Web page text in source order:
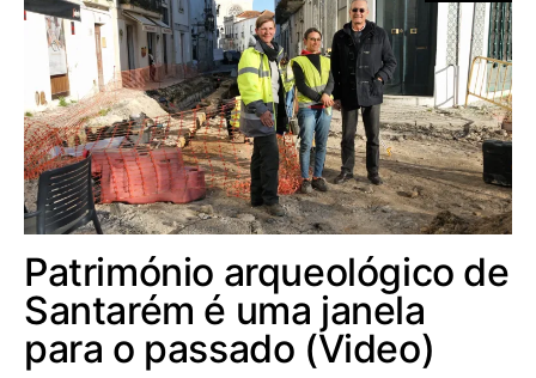
Património arqueológico de
Santarém é uma janela
para o passado (Video)